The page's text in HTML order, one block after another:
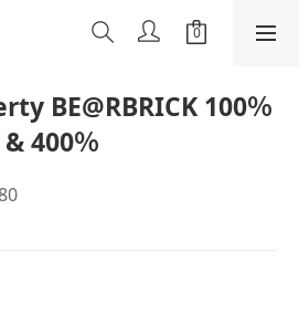
BE@RBRICK 100％
& 400％